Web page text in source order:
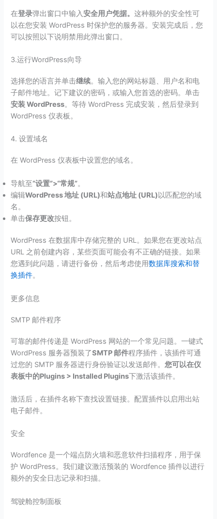
在登录弹出窗口中输入安全用户凭据。这种额外的安全性可
以在您安装 WordPress 时保护您的服务器。安装完成后，您
可以按照以下说明禁用此弹出窗口。
3.运行WordPress向导
选择您的语言并单击继续。输入您的网站标题、用户名和电
子邮件地址。记下建议的密码，或输入您首选的密码。单击
安装 WordPress。等待 WordPress 完成安装，然后登录到
WordPress 仪表板。
4. 设置域名
在 WordPress 仪表板中设置您的域名。
导航至“设置”>“常规”。
编辑WordPress 地址 (URL)和站点地址 (URL) 以匹配您的域
名。
单击保存更改按钮。
WordPress 在数据库中存储完整的 URL。如果您在更改站点
URL 之前创建内容，某些页面可能会有不正确的链接。如果
您遇到此问题，请进行备份，然后考虑使用数据库搜索和替
换插件。
更多信息
SMTP 邮件程序
可靠的邮件传递是 WordPress 网站的一个常见问题。一键式
WordPress 服务器预装了SMTP 邮件程序插件，该插件可通
过您的 SMTP 服务器进行身份验证以发送邮件。您可以在仪
表板中的Plugins > Installed Plugins下激活该插件。
激活后，在插件名称下查找设置链接。配置插件以启用出站
电子邮件。
安全
Wordfence 是一个端点防火墙和恶意软件扫描程序，用于保
护 WordPress。我们建议激活预装的 Wordfence 插件以进行
额外的安全日志记录和扫描。
驾驶舱控制面板